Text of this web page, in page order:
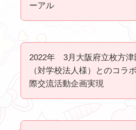
ーアル
2022年 3月大阪府立枚方津
（対学校法人様）とのコラ
際交流活動企画実現
❤ ❤ ❤